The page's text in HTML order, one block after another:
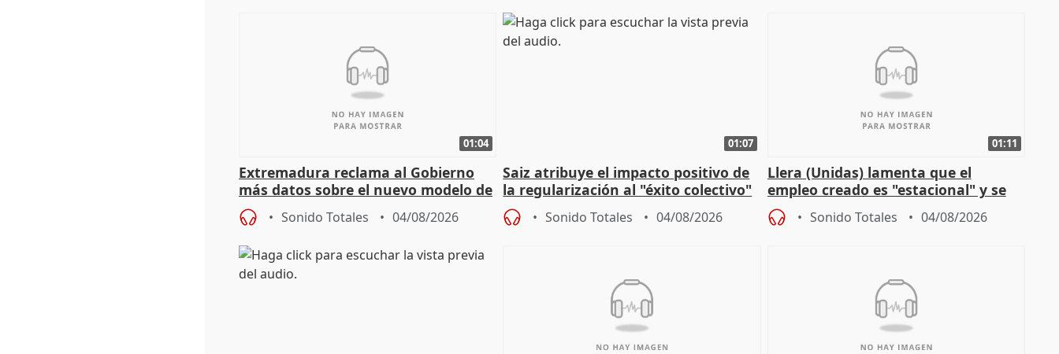
01:04
Extremadura reclama al Gobierno
más datos sobre el nuevo modelo de
financiación
Sonido Totales 04/08/2026
01:07
Saiz atribuye el impacto positivo de
la regularización al "éxito colectivo"
del Gobierno
Sonido Totales 04/08/2026
01:11
Llera (Unidas) lamenta que el
empleo creado es "estacional" y se
"esfumará" al acabar el verano
Sonido Totales 04/08/2026